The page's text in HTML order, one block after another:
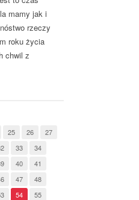
mamy jak i
rzeczy
roku życia
chwil z
25 26
27
33
34
40
41
47
48
54 55